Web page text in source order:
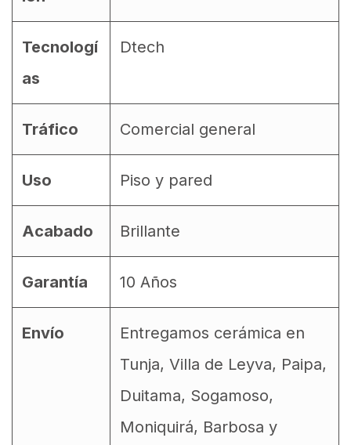
Tecnologí
as
Dtech
Tráfico Comercial general
Uso Piso y pared
Acabado Brillante
Garantía 10 Años
Envío
Entregamos cerámica en
Tunja, Villa de Leyva, Paipa,
Duitama, Sogamoso,
Moniquirá, Barbosa y